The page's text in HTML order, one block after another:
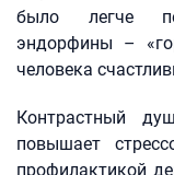
было легче
эндорфины –
человека
Контрастный
повышает
профилактикой